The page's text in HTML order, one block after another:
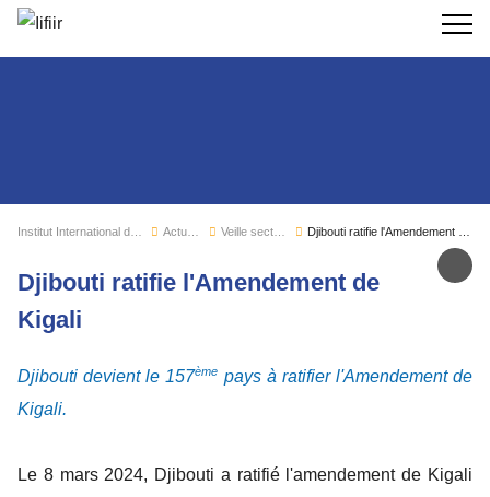
Djibouti ratifie l'Amendement de
Kigali
Djibouti devient le 157ème pays à ratifier l'Amendement de
Kigali.
Le 8 mars 2024, Djibouti a ratifié l'amendement de Kigali